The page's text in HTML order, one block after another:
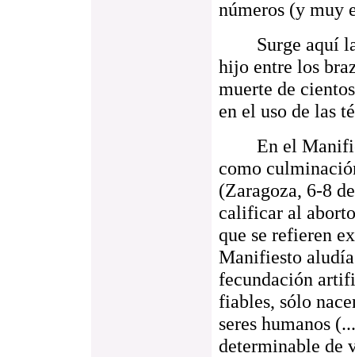
números (y muy
Surge aquí la
hijo entre los
muerte de
en el uso de las
En el
como
(Zaragoza, 6-8
calificar al
que se refieren
Manifiesto aludía
fecundación
fiables, sólo
seres humanos
determinable de